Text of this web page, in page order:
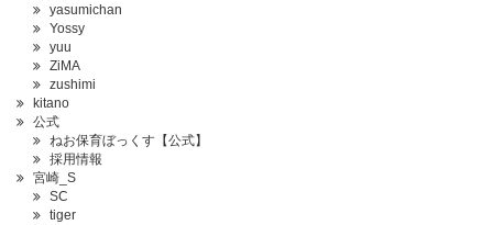
yasumichan
Yossy
yuu
ZiMA
zushimi
kitano
公式
ねお保育ぼっくす【公式】
採用情報
宮崎_S
SC
tiger